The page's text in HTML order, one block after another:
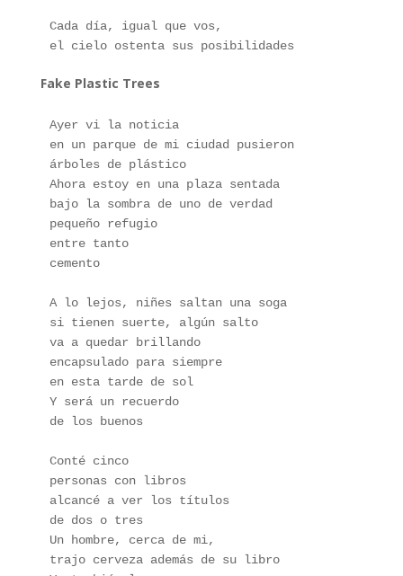
Cada día, igual que vos,
el cielo ostenta sus posibilidades
Fake Plastic Trees
Ayer vi la noticia
en un parque de mi ciudad pusieron
árboles de plástico
Ahora estoy en una plaza sentada
bajo la sombra de uno de verdad
pequeño refugio
entre tanto
cemento
A lo lejos, niñes saltan una soga
si tienen suerte, algún salto
va a quedar brillando
encapsulado para siempre
en esta tarde de sol
Y será un recuerdo
de los buenos
Conté cinco
personas con libros
alcancé a ver los títulos
de dos o tres
Un hombre, cerca de mi,
trajo cerveza además de su libro